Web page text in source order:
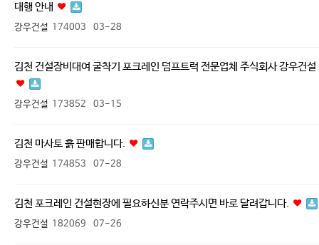
대행 안내
강우건설 174003 03-28
김천 건설장비대여 굴착기 포크레인 덤프트럭 전문업체 주식회사 강우건설
강우건설 173852 03-15
김천 마사토 흙 판매합니다.
강우건설 174853 07-28
김천 포크레인 건설현장에 필요하신분 연락주시면 바로 달려갑니다.
강우건설 182069 07-26